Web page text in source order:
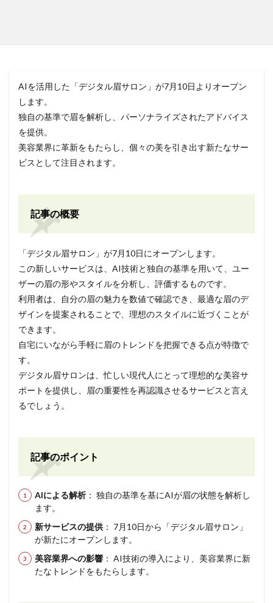
AIを活用した「デジタル眉サロン」が7月10日よりオープン
します。
独自の基準で眉を解析し、パーソナライズされたアドバイス
を提供。
美容業界に革新をもたらし、個々の美を引き出す新たなサー
ビスとして注目されます。
記事の概要
「デジタル眉サロン」が7月10日にオープンします。
この新しいサービスは、AI技術と独自の基準を用いて、ユー
ザーの眉の形やスタイルを分析し、評価するものです。
利用者は、自分の眉の魅力を数値で確認でき、最適な眉のデ
ザインを提案されることで、理想のスタイルに近づくことが
できます。
自宅にいながら手軽に眉のトレンドを把握できる点が特徴で
す。
デジタル眉サロンは、忙しい現代人にとって理想的な美容サ
ポートを提供し、眉の重要性を再認識させるサービスと言え
るでしょう。
記事のポイント
AIによる解析： 独自の基準を基にAIが眉の状態を解析し
ます。
新サービスの提供 ： 7月10日から「デジタル眉サロン」
が新たにオープンします。
美容業界への影響 ： AI技術の導入により、美容業界に新
たなトレンドをもたらします。